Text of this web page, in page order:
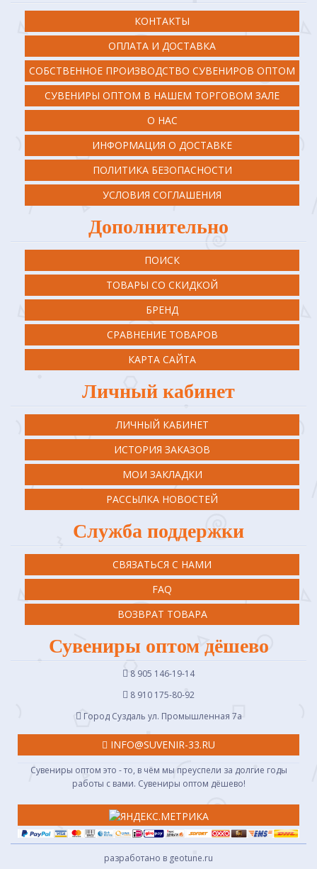
КОНТАКТЫ
ОПЛАТА И ДОСТАВКА
СОБСТВЕННОЕ ПРОИЗВОДСТВО СУВЕНИРОВ ОПТОМ
СУВЕНИРЫ ОПТОМ В НАШЕМ ТОРГОВОМ ЗАЛЕ
О НАС
ИНФОРМАЦИЯ О ДОСТАВКЕ
ПОЛИТИКА БЕЗОПАСНОСТИ
УСЛОВИЯ СОГЛАШЕНИЯ
Дополнительно
ПОИСК
ТОВАРЫ СО СКИДКОЙ
БРЕНД
СРАВНЕНИЕ ТОВАРОВ
КАРТА САЙТА
Личный кабинет
ЛИЧНЫЙ КАБИНЕТ
ИСТОРИЯ ЗАКАЗОВ
МОИ ЗАКЛАДКИ
РАССЫЛКА НОВОСТЕЙ
Служба поддержки
СВЯЗАТЬСЯ С НАМИ
FAQ
ВОЗВРАТ ТОВАРА
Сувениры оптом дёшево
8 905 146-19-14
8 910 175-80-92
Город Суздаль ул. Промышленная 7a
INFO@SUVENIR-33.RU
Сувениры оптом это - то, в чём мы преуспели за долгие годы
работы с вами. Сувениры оптом дёшево!
разработано в geotune.ru